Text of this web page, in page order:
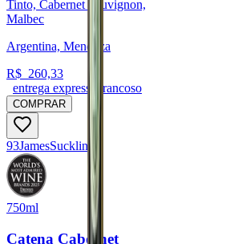
Tinto, Cabernet Sauvignon,
Malbec
Argentina, Mendoza
R$ 260,33
entrega expressa trancoso
COMPRAR
93JamesSuckling
750ml
Catena Cabernet